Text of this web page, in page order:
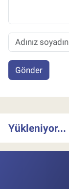
Gönder
Yükleniyor...